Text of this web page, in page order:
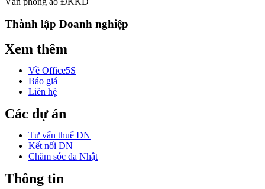
Thành lập Doanh nghiệp
Xem thêm
Về Office5S
Báo giá
Liên hệ
Các dự án
Tư vấn thuế DN
Kết nối DN
Chăm sóc da Nhật
Thông tin